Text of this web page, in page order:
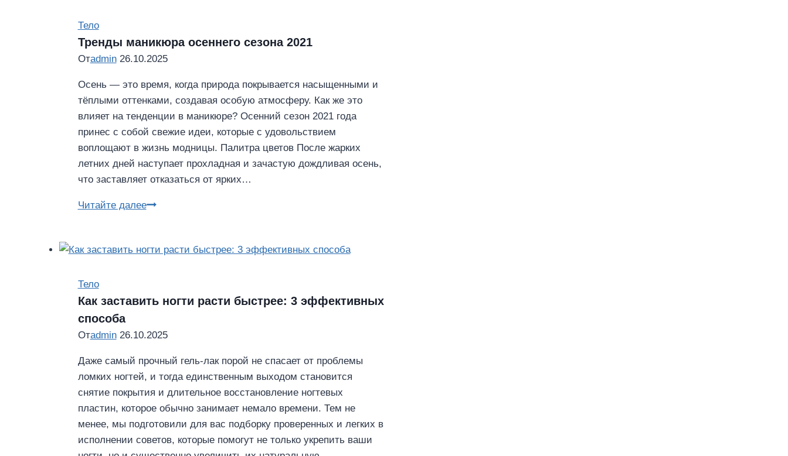
Тело
Тренды маникюра осеннего сезона 2021
Отadmin 26.10.2025
Осень — это время, когда природа покрывается насыщенными и
тёплыми оттенками, создавая особую атмосферу. Как же это
влияет на тенденции в маникюре? Осенний сезон 2021 года
принес с собой свежие идеи, которые с удовольствием
воплощают в жизнь модницы. Палитра цветов После жарких
летних дней наступает прохладная и зачастую дождливая осень,
что заставляет отказаться от ярких…
Читайте далееТренды
сезона
Тело
Как заставить ногти расти быстрее: 3 эффективных
способа
Отadmin 26.10.2025
Даже самый прочный гель-лак порой не спасает от проблемы
ломких ногтей, и тогда единственным выходом становится
снятие покрытия и длительное восстановление ногтевых
пластин, которое обычно занимает немало времени. Тем не
менее, мы подготовили для вас подборку проверенных и легких в
исполнении советов, которые помогут не только укрепить ваши